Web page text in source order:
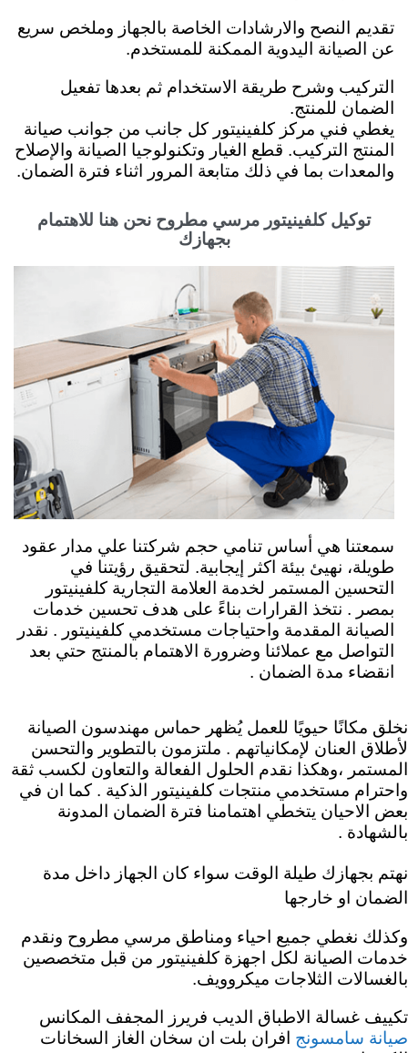
تقديم النصح والارشادات الخاصة بالجهاز وملخص سريع
عن الصيانة اليدوية الممكنة للمستخدم.
التركيب وشرح طريقة الاستخدام ثم بعدها تفعيل
الضمان للمنتج.
يغطي فني مركز كلفينيتور كل جانب من جوانب صيانة
المنتج التركيب. قطع الغيار وتكنولوجيا الصيانة والإصلاح
والمعدات بما في ذلك متابعة المرور اثناء فترة الضمان.
توكيل كلفينيتور مرسي مطروح نحن هنا للاهتمام
بجهازك
سمعتنا هي أساس تنامي حجم شركتنا علي مدار عقود
طويلة، نهيئ بيئة اكثر إيجابية. لتحقيق رؤيتنا في
التحسين المستمر لخدمة العلامة التجارية كلفينيتور
بمصر . نتخذ القرارات بناءً على هدف تحسين خدمات
الصيانة المقدمة واحتياجات مستخدمي كلفينيتور . نقدر
التواصل مع عملائنا وضرورة الاهتمام بالمنتج حتي بعد
انقضاء مدة الضمان .
نخلق مكانًا حيويًا للعمل يُظهر حماس مهندسون الصيانة
لأطلاق العنان لإمكانياتهم . ملتزمون بالتطوير والتحسن
المستمر ،وهكذا نقدم الحلول الفعالة والتعاون لكسب ثقة
واحترام مستخدمي منتجات كلفينيتور الذكية . كما ان في
بعض الاحيان يتخطي اهتمامنا فترة الضمان المدونة
بالشهادة .
نهتم بجهازك طيلة الوقت سواء كان الجهاز داخل مدة
الضمان او خارجها
وكذلك نغطي جميع احياء ومناطق مرسي مطروح ونقدم
خدمات الصيانة لكل اجهزة كلفينيتور من قبل متخصصين
بالغسالات الثلاجات ميكروويف.
تكييف غسالة الاطباق الديب فريرز المجفف المكانس
صيانة سامسونج
افران بلت ان سخان الغاز السخانات